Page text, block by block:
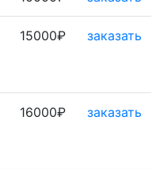
15000₽ заказать
16000₽ заказать